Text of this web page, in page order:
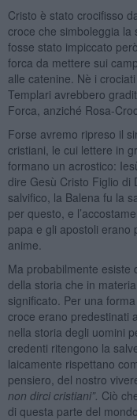
Cristo è stato crocifisso
croce che simboleggia la
fosse stato impiccato
forca da mettere sui
alle catenine. Nè i
Templari avrebbero
Forca, anziché Rosa-
Forse avremo ripreso il
cristiani, le cui lettere in
formano un acrostico:
dire Gesù Cristo Figlio di
salvifico, la Balena fu la
per questo, e
papa e gli apostoli erano
anime.
Ma probabilmente esiste
della storia che in
significato. Per una
croce erano predestinati
nella storia degli uomini
credenti ritengono la
laicamente rispettano
pensiero, del nostro
non dirci cristiani”. Ciò
di questa parte del mondo.